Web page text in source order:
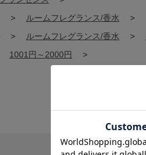
> ルームフレグランス/香水
>
> ルームフレグランス/香水 >
1001円～2000円 >